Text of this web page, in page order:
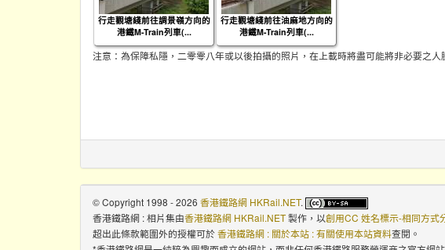
行走觀塘綫前往調景嶺方向的
港鐵M-Train列車(...
行走觀塘綫前往油麻地方向的
港鐵M-Train列車(...
注意：為保障私隱，二零零八年或以後拍攝的照片，在上載時將盡可能將非必要之人
© Copyright 1998 - 2026 香港鐵路網 HKRail.NET.
香港鐵路網 : 相片集由香港鐵路網 HKRail.NET製作，以創用CC 姓名標示-相同方式
超出此條款範圍外的授權可於香港鐵路網 : 關於本站 : 有關使用本站資料查閱。